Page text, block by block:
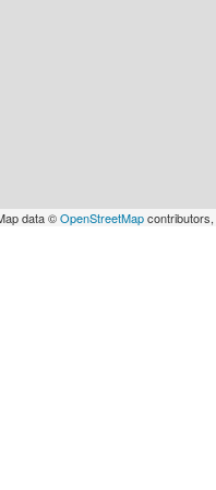
data ©OpenStreetMapcontributors,